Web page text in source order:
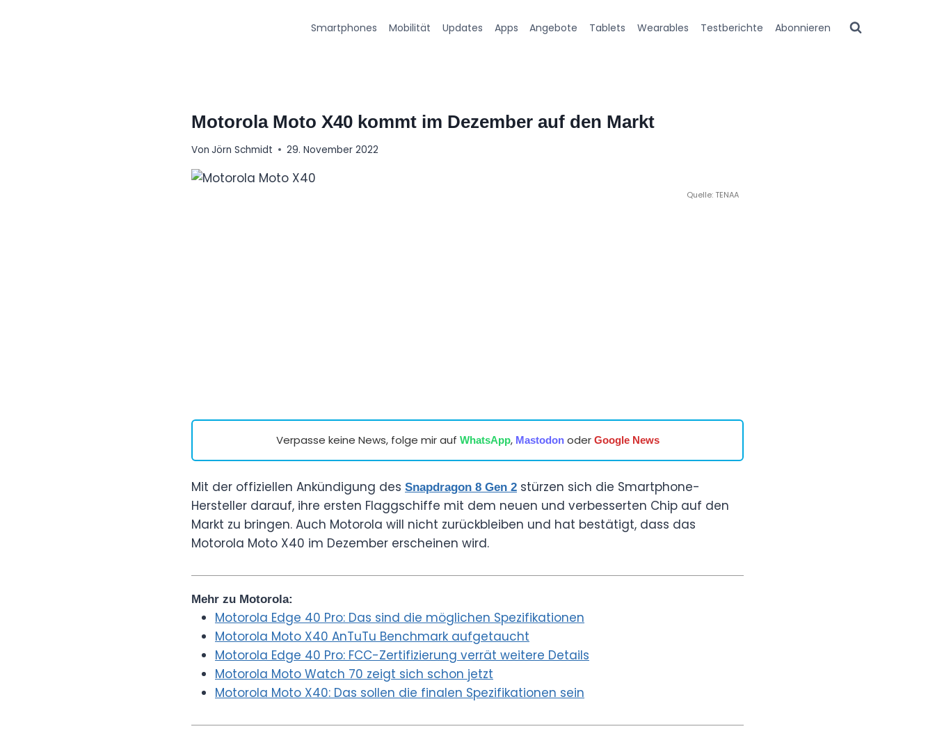
Smartphones Mobilität Updates Apps Angebote Tablets Wearables Testberichte Abonnieren
Motorola Moto X40 kommt im Dezember auf den Markt
Von Jörn Schmidt 29. November 2022
Quelle: TENAA
Verpasse keine News, folge mir auf WhatsApp, Mastodonoder Google News
Mit der offiziellen Ankündigung des Snapdragon 8 Gen 2 stürzen sich die Smartphone-
Hersteller darauf, ihre ersten Flaggschiffe mit dem neuen und verbesserten Chip auf den
Markt zu bringen. Auch Motorola will nicht zurückbleiben und hat bestätigt, dass das
Motorola Moto X40 im Dezember erscheinen wird.
Mehr zu Motorola:
Motorola Edge 40 Pro: Das sind die möglichen Spezifikationen
Motorola Moto X40 AnTuTu Benchmark aufgetaucht
Motorola Edge 40 Pro: FCC-Zertifizierung verrät weitere Details
Motorola Moto Watch 70 zeigt sich schon jetzt
Motorola Moto X40: Das sollen die finalen Spezifikationen sein